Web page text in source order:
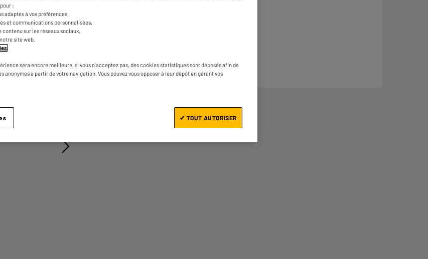
:
adaptés à vos préférences,
et communications personnalisées,
sur les réseaux sociaux,
site web.
sera encore meilleure, si vous n'acceptez pas, des cookies statistiques sont déposés afin de
anonymes à partir de votre navigation. Vous pouvez vous opposer à leur dépôt en gérant vos
✔ TOUT AUTORISER